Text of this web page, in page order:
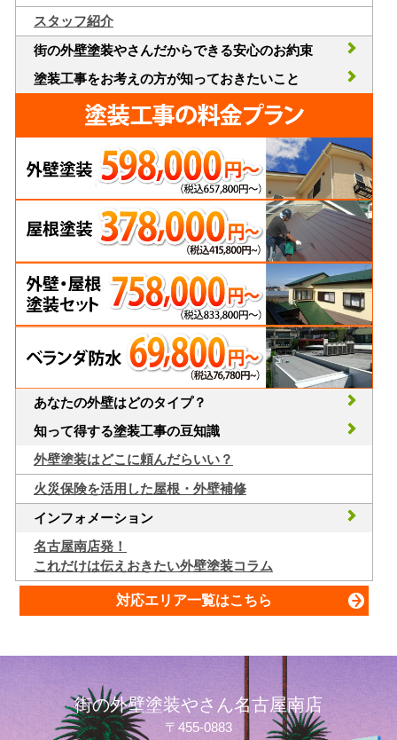
スタッフ紹介
街の外壁塗装やさんだからできる安心のお約束
塗装工事をお考えの方が知っておきたいこと
あなたの外壁はどのタイプ？
知って得する塗装工事の豆知識
外壁塗装はどこに頼んだらいい？
火災保険を活用した屋根・外壁補修
インフォメーション
名古屋南店発！
これだけは伝えおきたい外壁塗装コラム
対応エリア一覧はこちら
街の外壁塗装やさん名古屋南店
〒455-0883